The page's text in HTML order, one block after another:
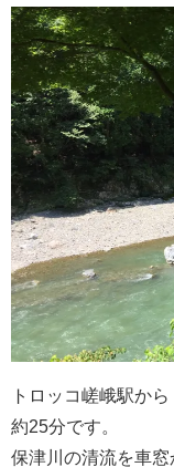
トロッコ嵯峨駅か
約25分です。
保津川の清流を車